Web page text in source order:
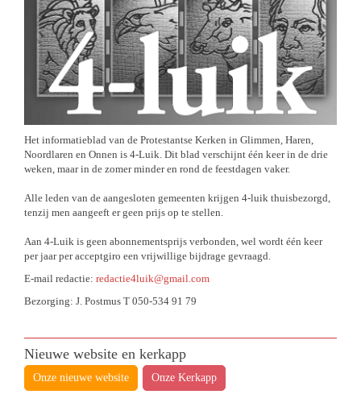
Het informatieblad van de Protestantse Kerken in Glimmen, Haren,
Noordlaren en Onnen is 4-Luik. Dit blad verschijnt één keer in de drie
weken, maar in de zomer minder en rond de feestdagen vaker.
Alle leden van de aangesloten gemeenten krijgen 4-luik thuisbezorgd,
tenzij men aangeeft er geen prijs op te stellen.
Aan 4-Luik is geen abonnementsprijs verbonden, wel wordt één keer
per jaar per acceptgiro een vrijwillige bijdrage gevraagd.
E-mail redactie: redactie4luik@gmail.com
Bezorging: J. Postmus T 050-534 91 79
Nieuwe website en kerkapp
Onze nieuwe website Onze Kerkapp